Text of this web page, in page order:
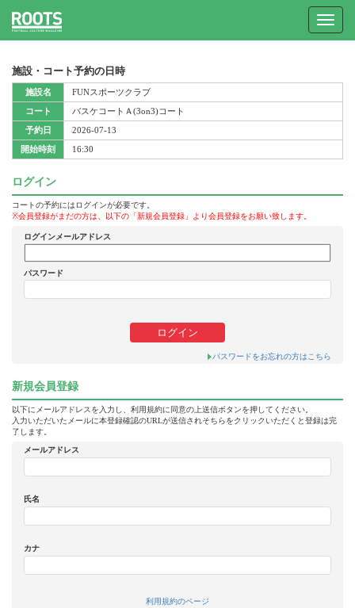
Toggle
施設・コート予約の日時
施設名
コート
予約日
開始時刻
FUNスポーツクラブ
バスケコートＡ(3on3)コート
2026-07-13
16:30
ログイン
コートの予約にはログインが必要です。
※会員登録がまだの方は、以下の「新規会員登録」より会員登録をお願い致します。
ログインメールアドレス
パスワード
パスワードをお忘れの方はこちら
新規会員登録
以下にメールアドレスを入力し、利用規約に同意の上送信ボタンを押してください。
入力いただいたメールに本登録確認のURLが送信されそちらをクリックいただくと登録は完
了します。
メールアドレス
氏名
カナ
利用規約のページ